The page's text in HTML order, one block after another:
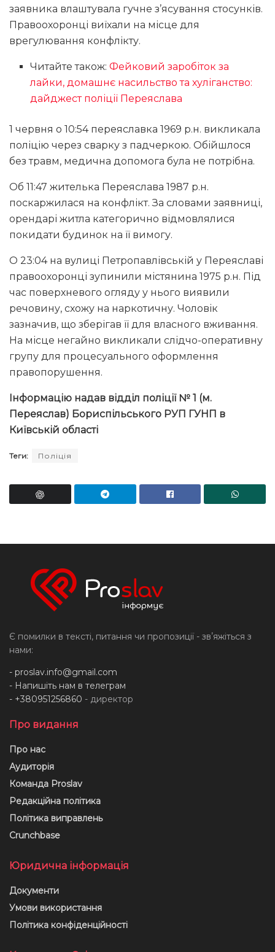
заявника влаштувала гучне з’ясування стосунків.
Правоохоронці виїхали на місце для
врегулювання конфлікту.
Читайте також:Фейковий заробіток за
лайки, домашнє насильство та хуліганство:
дайджест поліції Переяслава
1 червня о 10:54 переяславка 1969 р.н. викликала
поліцію через сварку з падчеркою. Обійшлося
без травм, медична допомога була не потрібна.
Об 11:47 жителька Переяслава 1987 р.н.
поскаржилася на конфлікт. За словами заявниці,
орендарі житла категорично відмовлялися
покидати будинок на її вимогу.
О 23:04 на вулиці Петропавлівській у Переяславі
правоохоронці зупинили містянина 1975 р.н. Під
час поверхневого огляду у нього виявили
речовину, схожу на наркотичну. Чоловік
зазначив, що зберігав її для власного вживання.
На місце негайно викликали слідчо-оперативну
групу для процесуального оформлення
правопорушення.
Інформацію надав відділ поліції № 1 (м.
Переяслав) Бориспільського РУП ГУНП в
Київській області
Теги: Поліція
Є помилки в тексті, питання чи пропозиції - звʼяжіться з
нами:
- proslav.info@gmail.com
- Напишіть нам в телеграм
- +380951256860 - директор
Про видання
Про нас
Аудиторія
Команда Proslav
Редакційна політика
Політика виправлень
Crunchbase
Юридична інформація
Документи
Умови використання
Політика конфіденційності